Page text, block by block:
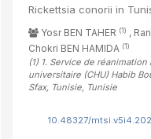
Rickettsia conorii in
Yosr BEN TAHER (1) ,
Chokri BEN HAMIDA (1)
(1) 1. Service de
universitaire (CHU) Habib
Sfax, Tunisie, Tunisie
10.48327/